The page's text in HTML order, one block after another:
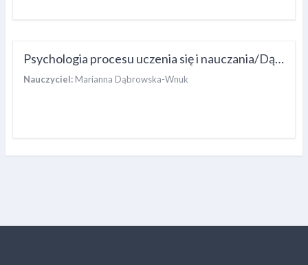
Psychologia procesu uczenia się i nauczania/Dąbrowska-Wnuk/[W]
Nauczyciel: Marianna Dąbrowska-Wnuk